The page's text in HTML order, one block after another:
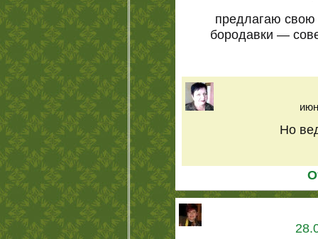
предлагаю
бородавки —
Но